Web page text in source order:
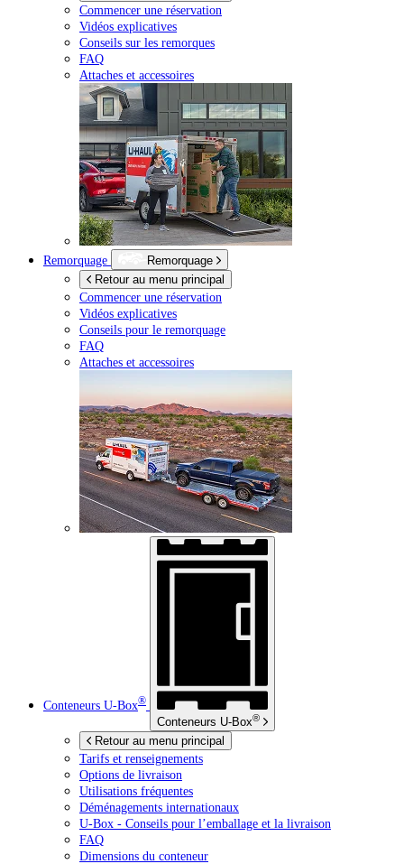
Commencer une réservation
Vidéos explicatives
Conseils sur les remorques
FAQ
Attaches et accessoires
Remorquage
Remorquage
Retour au menu principal
Commencer une réservation
Vidéos explicatives
Conseils pour le remorquage
FAQ
Attaches et accessoires
Conteneurs U-Box®
Conteneurs U-Box®
Retour au menu principal
Tarifs et renseignements
Options de livraison
Utilisations fréquentes
Déménagements internationaux
U-Box - Conseils pour l’emballage et la livraison
FAQ
Dimensions du conteneur